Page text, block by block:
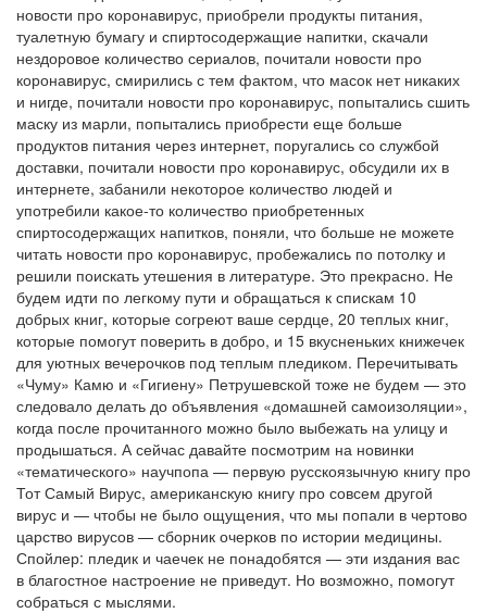
новости про коронавирус, приобрели продукты питания,
туалетную бумагу и спиртосодержащие напитки, скачали
нездоровое количество сериалов, почитали новости про
коронавирус, смирились с тем фактом, что масок нет никаких
и нигде, почитали новости про коронавирус, попытались сшить
маску из марли, попытались приобрести еще больше
продуктов питания через интернет, поругались со службой
доставки, почитали новости про коронавирус, обсудили их в
интернете, забанили некоторое количество людей и
употребили какое-то количество приобретенных
спиртосодержащих напитков, поняли, что больше не можете
читать новости про коронавирус, пробежались по потолку и
решили поискать утешения в литературе. Это прекрасно. Не
будем идти по легкому пути и обращаться к спискам 10
добрых книг, которые согреют ваше сердце, 20 теплых книг,
которые помогут поверить в добро, и 15 вкусненьких книжечек
для уютных вечерочков под теплым пледиком. Перечитывать
«Чуму» Камю и «Гигиену» Петрушевской тоже не будем — это
следовало делать до объявления «домашней самоизоляции»,
когда после прочитанного можно было выбежать на улицу и
продышаться. А сейчас давайте посмотрим на новинки
«тематического» научпопа — первую русскоязычную книгу про
Тот Самый Вирус, американскую книгу про совсем другой
вирус и — чтобы не было ощущения, что мы попали в чертово
царство вирусов — сборник очерков по истории медицины.
Спойлер: пледик и чаечек не понадобятся — эти издания вас
в благостное настроение не приведут. Но возможно, помогут
собраться с мыслями.